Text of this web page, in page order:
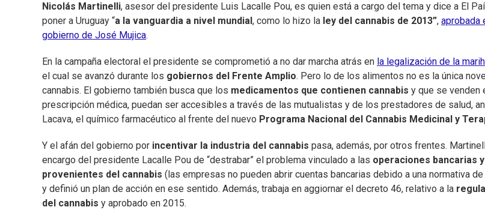
Nicolás Martinelli, asesor del presidente Luis Lacalle Pou, es quien está a cargo del tema y dice a El
poner a Uruguay “a la vanguardia a nivel mundial , como lo hizo la ley del cannabis de 2013”, aprobada
gobierno de José Mujica.
En la campaña electoral el presidente se comprometió a no dar marcha atrás en la legalización de la
el cual se avanzó durante los gobiernos del Frente Amplio. Pero lo de los alimentos no es la única
cannabis. El gobierno también busca que los medicamentos que contienen cannabis y que se venden
prescripción médica, puedan ser accesibles a través de las mutualistas y de los prestadores de salud,
Lacava, el químico farmacéutico al frente del nuevo Programa Nacional del Cannabis Medicinal y
Y el afán del gobierno por incentivar la industria del cannabis pasa, además, por otros frentes.
encargo del presidente Lacalle Pou de “destrabar” el problema vinculado a las operaciones bancarias
provenientes del cannabis (las empresas no pueden abrir cuentas bancarias debido a una normativa
y definió un plan de acción en ese sentido. Además, trabaja en aggiornar el decreto 46, relativo a la
del cannabis y aprobado en 2015.